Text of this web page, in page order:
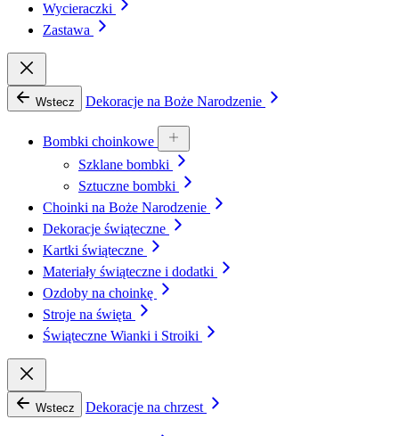
Wycieraczki
Zastawa
Wstecz Dekoracje na Boże Narodzenie
Bombki choinkowe
Szklane bombki
Sztuczne bombki
Choinki na Boże Narodzenie
Dekoracje świąteczne
Kartki świąteczne
Materiały świąteczne i dodatki
Ozdoby na choinkę
Stroje na święta
Świąteczne Wianki i Stroiki
Wstecz Dekoracje na chrzest